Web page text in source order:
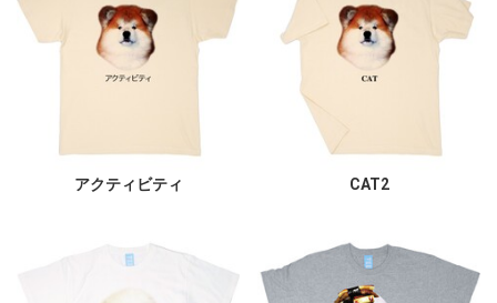
アクティビティ CAT2